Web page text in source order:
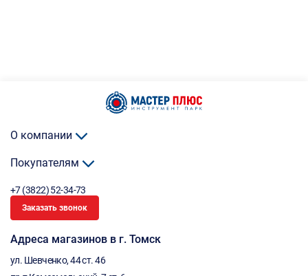
О компании
Покупателям
+7 (3822) 52-34-73
Заказать звонок
Адреса магазинов в г. Томск
ул. Шевченко, 44 ст. 46